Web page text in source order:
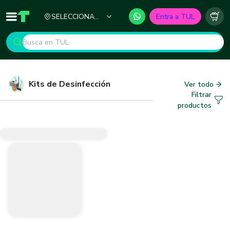
Inicio TUL - Tu Marketplace de Construcción
SELECCIONA
Entra a TUL
Kits de Desinfección
Ver todo
Filtrar
productos